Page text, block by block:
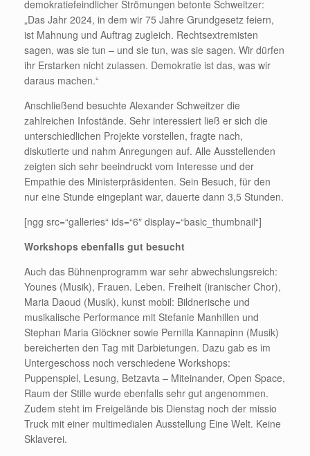
demokratiefeindlicher Strömungen betonte Schweitzer:
„Das Jahr 2024, in dem wir 75 Jahre Grundgesetz feiern,
ist Mahnung und Auftrag zugleich. Rechtsextremisten
sagen, was sie tun – und sie tun, was sie sagen. Wir dürfen
ihr Erstarken nicht zulassen. Demokratie ist das, was wir
daraus machen.“
Anschließend besuchte Alexander Schweitzer die
zahlreichen Infostände. Sehr interessiert ließ er sich die
unterschiedlichen Projekte vorstellen, fragte nach,
diskutierte und nahm Anregungen auf. Alle Ausstellenden
zeigten sich sehr beeindruckt vom Interesse und der
Empathie des Ministerpräsidenten. Sein Besuch, für den
nur eine Stunde eingeplant war, dauerte dann 3,5 Stunden.
[ngg src=“galleries“ ids=“6″ display=“basic_thumbnail“]
Workshops ebenfalls gut besucht
Auch das Bühnenprogramm war sehr abwechslungsreich:
Younes (Musik), Frauen. Leben. Freiheit (iranischer Chor),
Maria Daoud (Musik), kunst mobil: Bildnerische und
musikalische Performance mit Stefanie Manhillen und
Stephan Maria Glöckner sowie Pernilla Kannapinn (Musik)
bereicherten den Tag mit Darbietungen. Dazu gab es im
Untergeschoss noch verschiedene Workshops:
Puppenspiel, Lesung, Betzavta – Miteinander, Open Space,
Raum der Stille wurde ebenfalls sehr gut angenommen.
Zudem steht im Freigelände bis Dienstag noch der missio
Truck mit einer multimedialen Ausstellung Eine Welt. Keine
Sklaverei.